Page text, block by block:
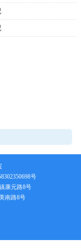
号
康元路8号
南路8号